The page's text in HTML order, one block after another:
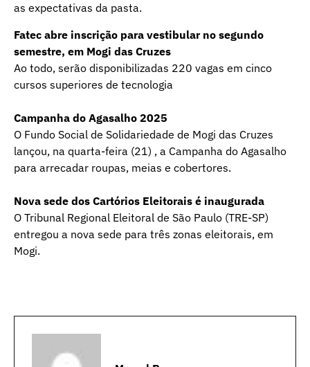
as expectativas da pasta.
Fatec abre inscrição para vestibular no segundo
semestre, em Mogi das Cruzes
Ao todo, serão disponibilizadas 220 vagas em cinco
cursos superiores de tecnologia
Campanha do Agasalho 2025
O Fundo Social de Solidariedade de Mogi das Cruzes
lançou, na quarta-feira (21) , a Campanha do Agasalho
para arrecadar roupas, meias e cobertores.
Nova sede dos Cartórios Eleitorais é inaugurada
O Tribunal Regional Eleitoral de São Paulo (TRE-SP)
entregou a nova sede para três zonas eleitorais, em
Mogi.